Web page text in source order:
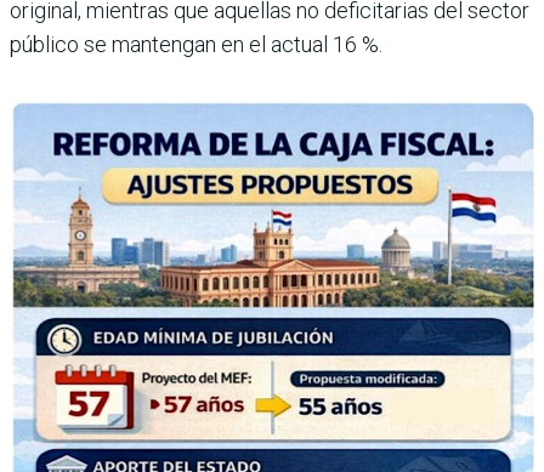
original, mientras que aquellas no deficitarias del sector
público se manten­gan en el actual 16 %.